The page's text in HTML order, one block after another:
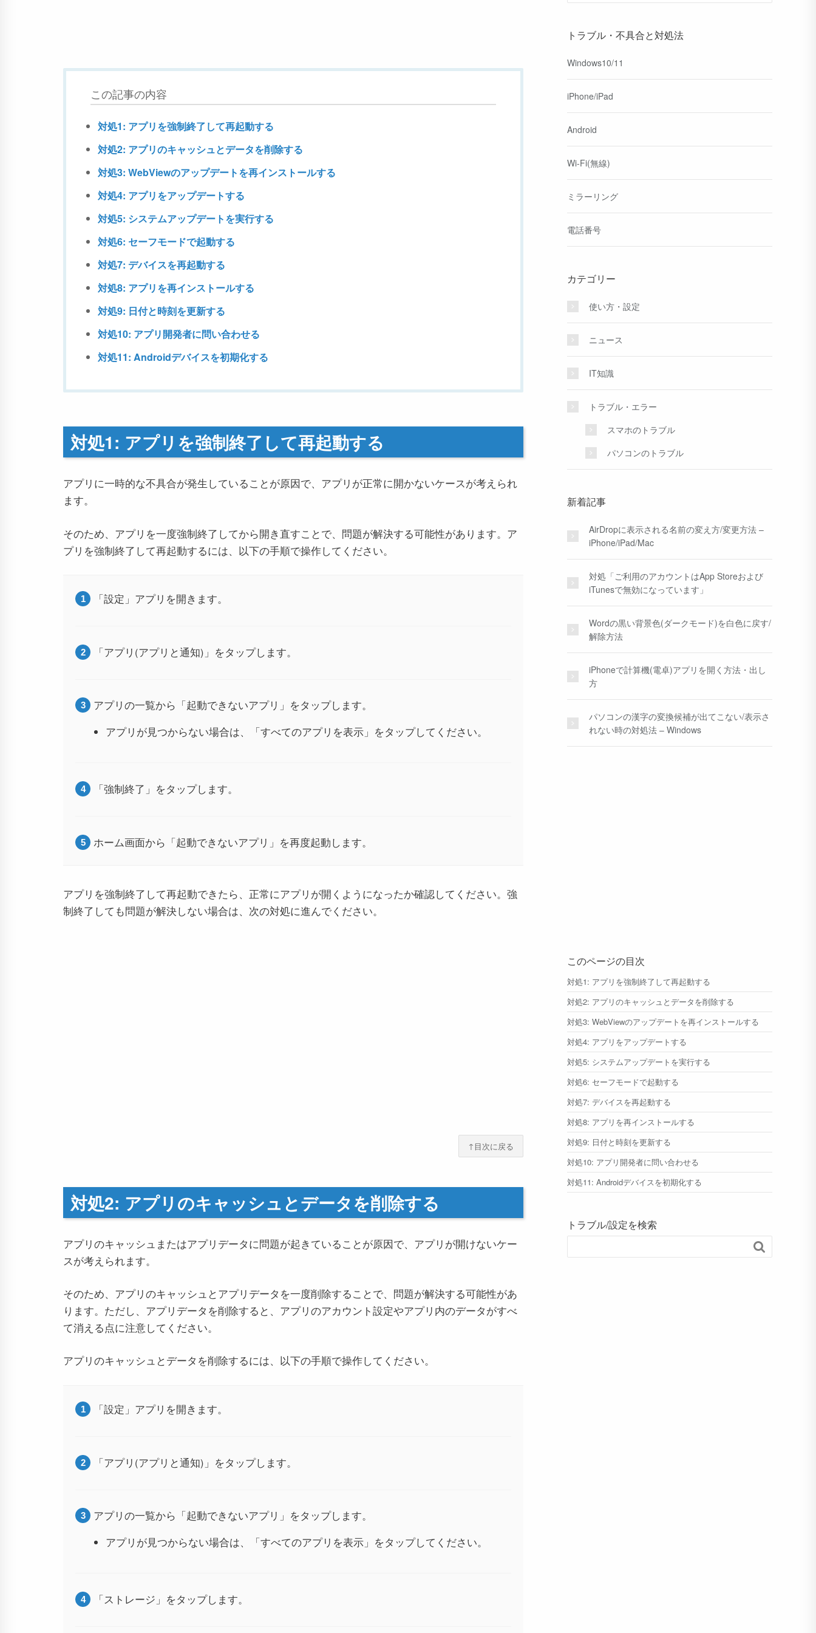
この記事の内容
対処1: アプリを強制終了して再起動する
対処2: アプリのキャッシュとデータを削除する
対処3: WebViewのアップデートを再インストールする
対処4: アプリをアップデートする
対処5: システムアップデートを実行する
対処6: セーフモードで起動する
対処7: デバイスを再起動する
対処8: アプリを再インストールする
対処9: 日付と時刻を更新する
対処10: アプリ開発者に問い合わせる
対処11: Androidデバイスを初期化する
対処1: アプリを強制終了して再起動する
アプリに一時的な不具合が発生していることが原因で、アプリが正常に開かないケースが考えられ
ます。
そのため、アプリを一度強制終了してから開き直すことで、問題が解決する可能性があります。ア
プリを強制終了して再起動するには、以下の手順で操作してください。
「設定」アプリを開きます。
「アプリ(アプリと通知)」をタップします。
アプリの一覧から「起動できないアプリ」をタップします。
アプリが見つからない場合は、「すべてのアプリを表示」をタップしてください。
「強制終了」をタップします。
ホーム画面から「起動できないアプリ」を再度起動します。
アプリを強制終了して再起動できたら、正常にアプリが開くようになったか確認してください。強
制終了しても問題が解決しない場合は、次の対処に進んでください。
↑目次に戻る
対処2: アプリのキャッシュとデータを削除する
アプリのキャッシュまたはアプリデータに問題が起きていることが原因で、アプリが開けないケー
スが考えられます。
そのため、アプリのキャッシュとアプリデータを一度削除することで、問題が解決する可能性があ
ります。ただし、アプリデータを削除すると、アプリのアカウント設定やアプリ内のデータがすべ
て消える点に注意してください。
アプリのキャッシュとデータを削除するには、以下の手順で操作してください。
「設定」アプリを開きます。
「アプリ(アプリと通知)」をタップします。
アプリの一覧から「起動できないアプリ」をタップします。
アプリが見つからない場合は、「すべてのアプリを表示」をタップしてください。
「ストレージ」をタップします。
トラブル・不具合と対処法
Windows10/11
iPhone/iPad
Android
Wi-Fi(無線)
ミラーリング
電話番号
カテゴリー
使い方・設定
ニュース
IT知識
トラブル・エラー
スマホのトラブル
パソコンのトラブル
新着記事
AirDropに表示される名前の変え方/変更方法 –
iPhone/iPad/Mac
対処「ご利用のアカウントはApp Storeおよび
iTunesで無効になっています」
Wordの黒い背景色(ダークモード)を白色に戻す/
解除方法
iPhoneで計算機(電卓)アプリを開く方法・出し
方
パソコンの漢字の変換候補が出てこない/表示さ
れない時の対処法 – Windows
このページの目次
対処1: アプリを強制終了して再起動する
対処2: アプリのキャッシュとデータを削除する
対処3: WebViewのアップデートを再インストールする
対処4: アプリをアップデートする
対処5: システムアップデートを実行する
対処6: セーフモードで起動する
対処7: デバイスを再起動する
対処8: アプリを再インストールする
対処9: 日付と時刻を更新する
対処10: アプリ開発者に問い合わせる
対処11: Androidデバイスを初期化する
トラブル/設定を検索
